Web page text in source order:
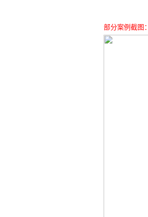
部分案例截图：